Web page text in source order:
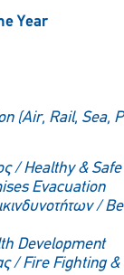
Year
(Air, Rail, Sea,
/Healthy& Safe
Evacuation
/
Development
/ Fire Fighting